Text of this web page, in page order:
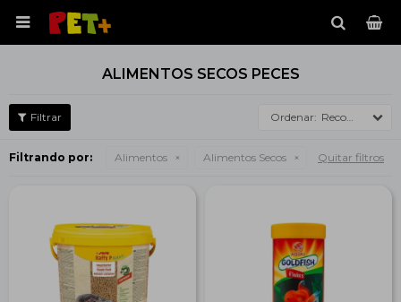

ALIMENTOS SECOS PECES
Recomendados
Filtrando por: Alimentos Alimentos Secos Quitar filtros